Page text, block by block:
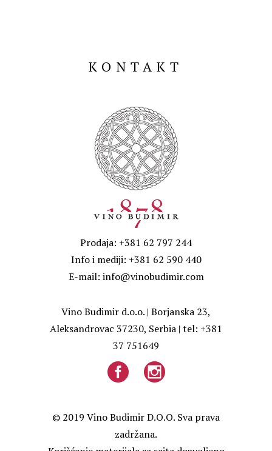
KONTAKT
Prodaja: +381 62 797 244
Info i mediji: +381 62 590 440
E-mail: info@vinobudimir.com
Vino Budimir d.o.o. | Borjanska 23,
Aleksandrovac 37230, Serbia | tel: +381
37 751649
© 2019 Vino Budimir D.O.O. Sva prava
zadržana.